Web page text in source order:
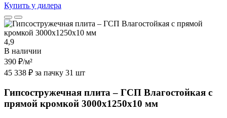
Купить у дилера
4,9
В наличии
390 ₽/м²
45 338 ₽ за пачку 31 шт
Гипсостружечная плита – ГСП Влагостойкая с
прямой кромкой 3000х1250х10 мм